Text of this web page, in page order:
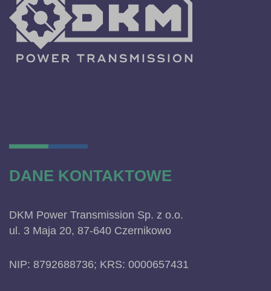
DANE KONTAKTOWE
DKM Power Transmission Sp. z o.o.
ul. 3 Maja 20, 87-640 Czernikowo
NIP: 8792688736; KRS: 0000657431